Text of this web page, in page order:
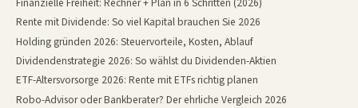
Rente mit Dividende: So viel Kapital brauchen Sie 2026
Holding gründen 2026: Steuervorteile, Kosten, Ablauf
Dividendenstrategie 2026: So wählst du Dividenden-Aktien
ETF-Altersvorsorge 2026: Rente mit ETFs richtig planen
Robo-Advisor oder Bankberater? Der ehrliche Vergleich 2026